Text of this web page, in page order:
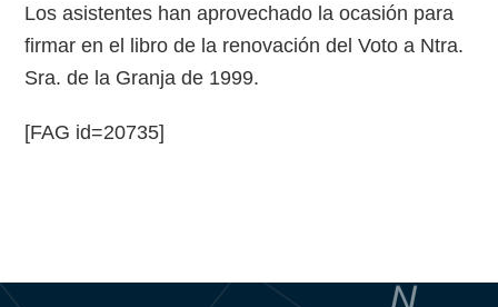
Los asistentes han aprovechado la ocasión para
firmar en el libro de la renovación del Voto a Ntra.
Sra. de la Granja de 1999.
[FAG id=20735]